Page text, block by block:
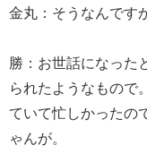
金丸：そうなんです
勝：お世話になった
られたようなもので
ていて忙しかったの
ゃんが。